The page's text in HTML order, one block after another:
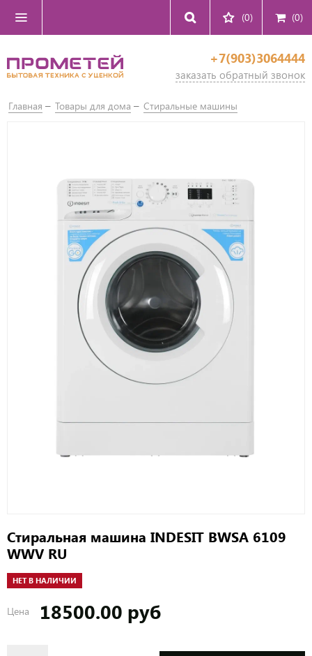
(0) (0)
+7(903)3064444
заказать обратный звонок
Главная Товары для дома Стиральные машины
Стиральная машина INDESIT BWSA 6109
WWV RU
НЕТ В НАЛИЧИИ
Цена 18500.00 руб